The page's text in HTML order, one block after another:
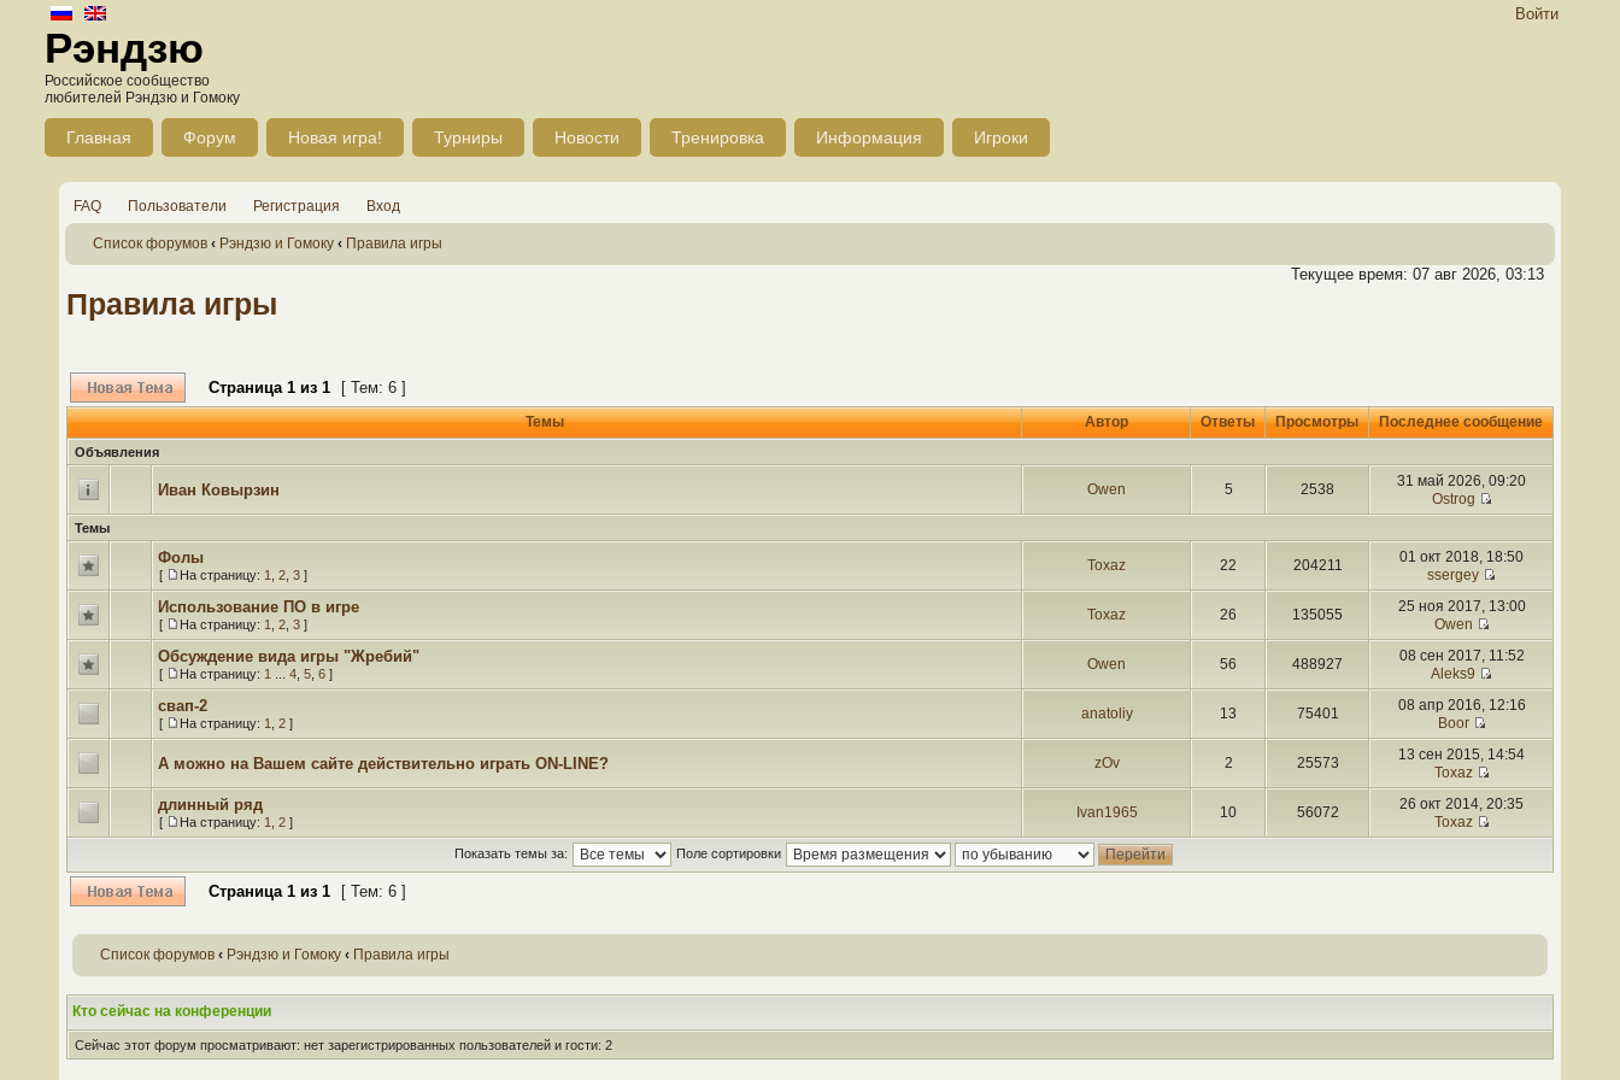
Войти
Рэндзю
Российское сообщество
любителей Рэндзю и Гомоку
Главная Форум Новая игра! Турниры Новости Тренировка Информация Игроки
FAQ Пользователи Регистрация Вход
Список форумов ‹ Рэндзю и Гомоку ‹ Правила игры
Текущее время: 07 авг 2026, 03:13
Правила игры
Страница 1 из 1 [ Тем: 6 ]
Темы Автор Ответы Просмотры Последнее сообщение
Объявления
Иван Ковырзин Owen 5 2538
31 май 2026, 09:20
Ostrog
Темы
Фолы
[ На страницу: 1 2 3 ]
Toxaz 22 204211
01 окт 2018, 18:50
ssergey
Использование ПО в игре
[ На страницу: 1 2 3 ]
Toxaz 26 135055
25 ноя 2017, 13:00
Owen
Обсуждение вида игры "Жребий"
[ На страницу: 1 4 5 6 ]
Owen 56 488927
08 сен 2017, 11:52
Aleks9
свап-2
[ На страницу: 1 2 ]
anatoliy 13 75401
08 апр 2016, 12:16
Boor
А можно на Вашем сайте действительно играть ON-LINE? zOv 2 25573
13 сен 2015, 14:54
Toxaz
длинный ряд
[ На страницу: 1 2 ]
Ivan1965 10 56072
26 окт 2014, 20:35
Toxaz
Показать темы за: Поле сортировки
Страница 1 из 1 [ Тем: 6 ]
Список форумов ‹ Рэндзю и Гомоку ‹ Правила игры
Кто сейчас на конференции
Сейчас этот форум просматривают: нет зарегистрированных пользователей и гости: 2